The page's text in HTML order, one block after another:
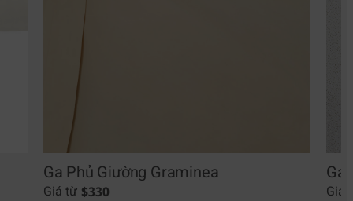
Ga Phủ Giường Graminea
Giá từ $330
Ga
Giá